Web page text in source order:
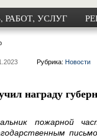
РАБОТ, УСЛУГ
Рубрика: Новости
награду
пожарной